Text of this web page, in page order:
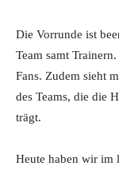
Die Vorrunde ist
Team samt
Fans. Zudem sieht
des Teams, die die
trägt.
Heute haben wir im